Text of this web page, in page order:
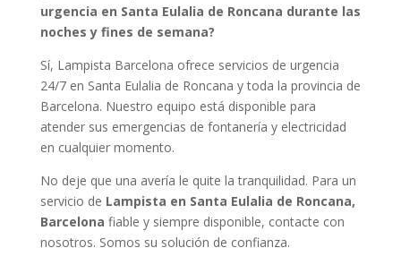
urgencia en Santa Eulalia de Roncana durante las
noches y fines de semana?
Sí, Lampista Barcelona ofrece servicios de urgencia
24/7 en Santa Eulalia de Roncana y toda la provincia de
Barcelona. Nuestro equipo está disponible para
atender sus emergencias de fontanería y electricidad
en cualquier momento.
No deje que una avería le quite la tranquilidad. Para un
servicio de Lampista en Santa Eulalia de Roncana,
Barcelona fiable y siempre disponible, contacte con
nosotros. Somos su solución de confianza.